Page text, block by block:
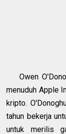
Owen
menuduh Apple
kripto.
tahun bekerja
untuk merilis